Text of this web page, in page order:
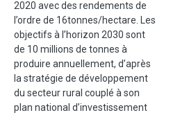
2020 avec des rendements de
l’ordre de 16tonnes/hectare. Les
objectifs à l’horizon 2030 sont
de 10 millions de tonnes à
produire annuellement, d’après
la stratégie de développement
du secteur rural couplé à son
plan national d’investissement